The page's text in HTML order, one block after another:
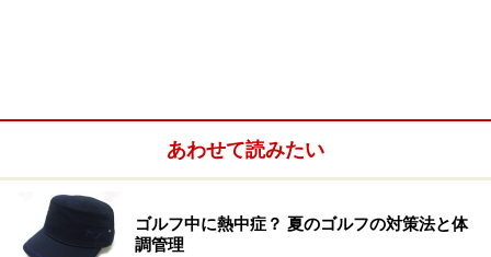
あわせて読みたい
ゴルフ中に熱中症？ 夏のゴルフの対策法と体
調管理